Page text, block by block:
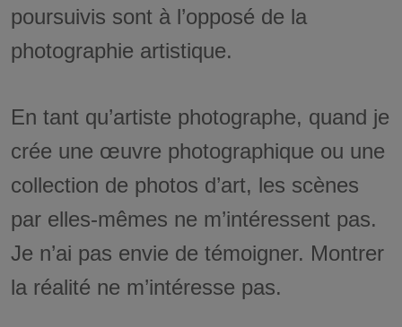
poursuivis sont à l’opposé de la
photographie artistique.
En tant qu’artiste photographe, quand je
crée une œuvre photographique ou une
collection de photos d’art, les scènes
par elles-mêmes ne m’intéressent pas.
Je n’ai pas envie de témoigner. Montrer
la réalité ne m’intéresse pas.